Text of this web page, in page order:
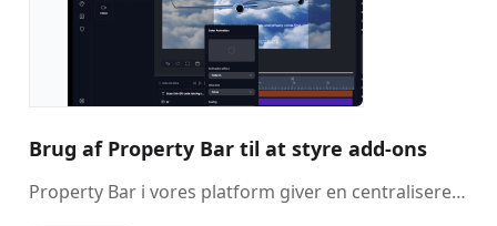
Brug af Property Bar til at styre add-ons
Property Bar i vores platform giver en centraliseret måde at administrere og tilpasse alle add-ons i dine annoncedesigns. Med denne funktion kan du nemt justere indstillinger, finjustere animationer og styre adfærden for hvert add-on, så dine annoncer ser ud og performer præcis, som du ønsker.